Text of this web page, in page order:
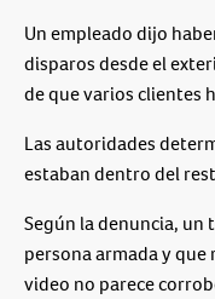
Un empleado dijo
disparos desde el
de que varios clientes
Las autoridades
estaban dentro del
Según la denuncia,
persona armada y que
video no parece